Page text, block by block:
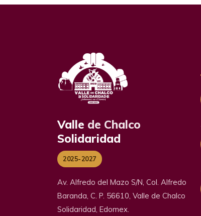
Valle de Chalco
Solidaridad
2025-2027
Av. Alfredo del Mazo S/N, Col. Alfredo
Baranda, C. P. 56610, Valle de Chalco
Solidaridad, Edomex.